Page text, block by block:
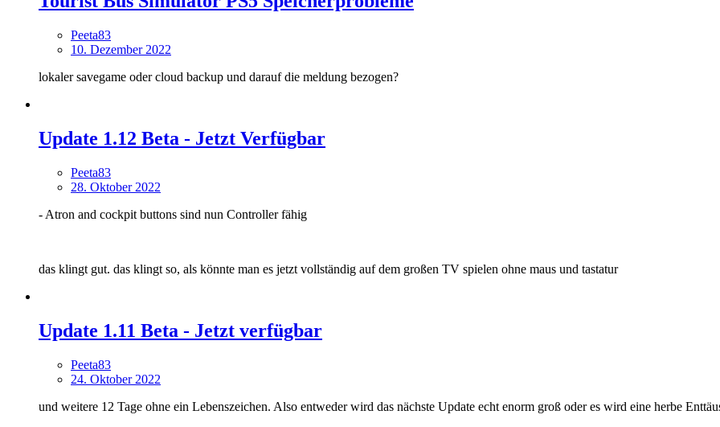
Peeta83
10. Dezember 2022
lokaler savegame oder cloud backup und darauf die meldung bezogen?
Update 1.12 Beta - Jetzt Verfügbar
Peeta83
28. Oktober 2022
- Atron and cockpit buttons sind nun Controller fähig
das klingt gut. das klingt so, als könnte man es jetzt vollständig auf dem großen TV spielen ohne maus und tastatur
Update 1.11 Beta - Jetzt verfügbar
Peeta83
24. Oktober 2022
und weitere 12 Tage ohne ein Lebenszeichen. Also entweder wird das nächste Update echt enorm groß oder es wird eine herbe